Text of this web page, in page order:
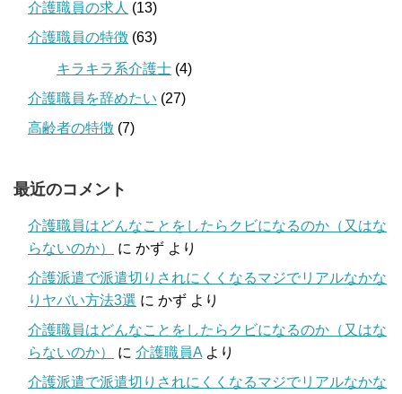
介護職員の求人 (13)
介護職員の特徴 (63)
キラキラ系介護士 (4)
介護職員を辞めたい (27)
高齢者の特徴 (7)
最近のコメント
介護職員はどんなことをしたらクビになるのか（又はな
らないのか）
に かず より
介護派遣で派遣切りされにくくなるマジでリアルなかな
りヤバい方法3選 に かず より
介護職員はどんなことをしたらクビになるのか（又はな
らないのか）
に 介護職員A より
介護派遣で派遣切りされにくくなるマジでリアルなかな